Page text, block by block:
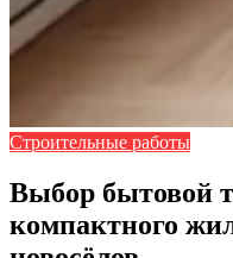
Строительные работы
Выбор бытовой
компактного